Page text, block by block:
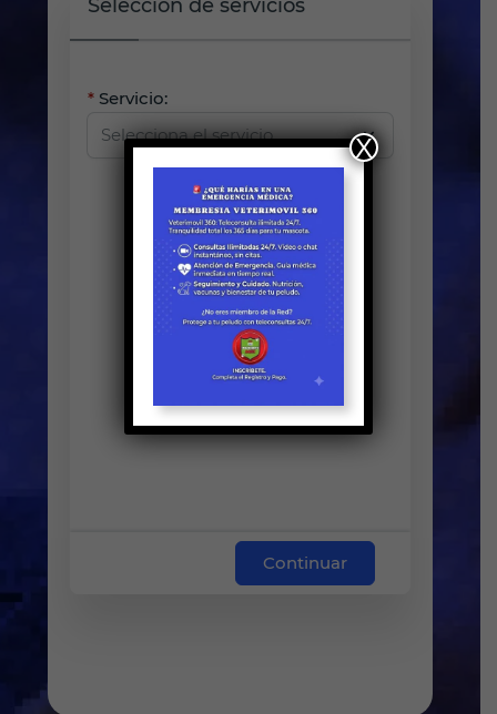
Selección de servicios
Servicio:
Continuar
X